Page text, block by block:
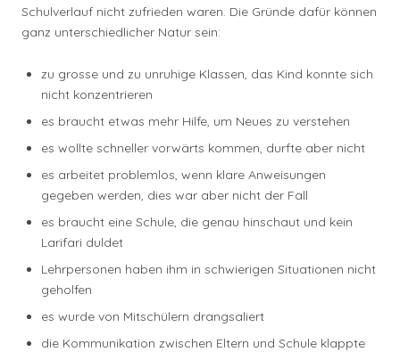
Schulverlauf nicht zufrieden waren. Die Gründe dafür können
ganz unterschiedlicher Natur sein:
zu grosse und zu unruhige Klassen, das Kind konnte sich
nicht konzentrieren
es braucht etwas mehr Hilfe, um Neues zu verstehen
es wollte schneller vorwärts kommen, durfte aber nicht
es arbeitet problemlos, wenn klare Anweisungen
gegeben werden, dies war aber nicht der Fall
es braucht eine Schule, die genau hinschaut und kein
Larifari duldet
Lehrpersonen haben ihm in schwierigen Situationen nicht
geholfen
es wurde von Mitschülern drangsaliert
die Kommunikation zwischen Eltern und Schule klappte